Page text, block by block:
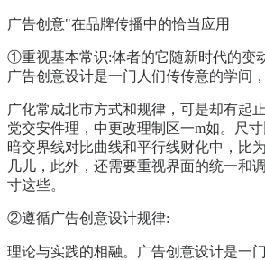
广告创意"在品牌传播中的恰当应用
①重视基本常识:体者的它随新时代的变
广告创意设计是一门人们传传意的学间，
广化常成北市方式和规律，可是却有起
党交安件理，中更改理制区一m如。尺
暗交界线对比曲线和平行线财化中，比
几儿，此外，还需要重视界面的统一和
寸这些。
②遵循广告创意设计规律:
理论与实践的相融。广告创意设计是一